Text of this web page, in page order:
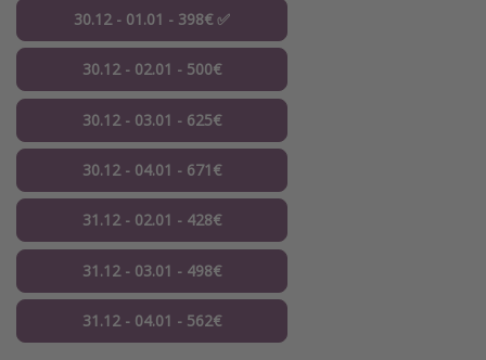
30.12 - 01.01 - 398€ ✅
30.12 - 02.01 - 500€
30.12 - 03.01 - 625€
30.12 - 04.01 - 671€
31.12 - 02.01 - 428€
31.12 - 03.01 - 498€
31.12 - 04.01 - 562€